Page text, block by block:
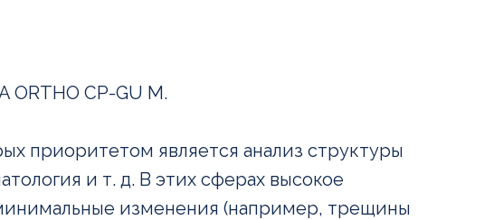
ORTHO CP-GU M.
приоритетом является анализ структуры
и т. д. В этих сферах высокое
изменения (например, трещины